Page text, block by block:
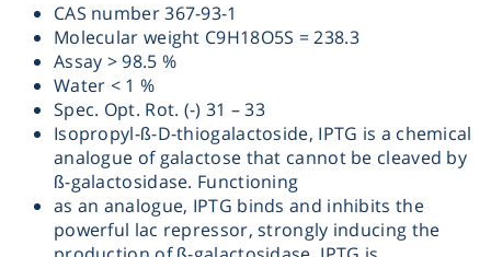
CAS number 367-93-1
Molecular weight C9H18O5S = 238.3
Assay > 98.5 %
Water < 1 %
Spec. Opt. Rot. (-) 31 – 33
Isopropyl-ß-D-thiogalactoside, IPTG is a chemical
analogue of galactose that cannot be cleaved by
ß-galactosidase. Functioning
as an analogue, IPTG binds and inhibits the
powerful lac repressor, strongly inducing the
Concentration
Heating
Instrumentation